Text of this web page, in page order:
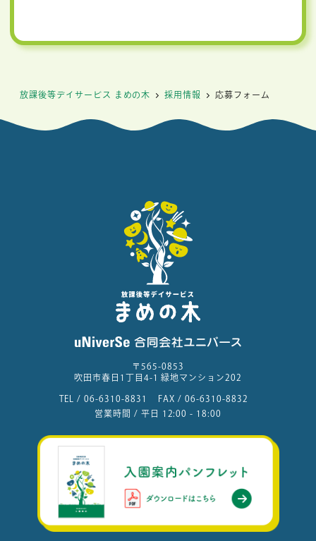
放課後等デイサービス まめの木 採用情報 応募フォーム
〒565-0853
吹田市春日1丁目4-1 緑地マンション202
TEL / 06-6310-8831 FAX /06-6310-8832
営業時間 / 平日 12:00 - 18:00